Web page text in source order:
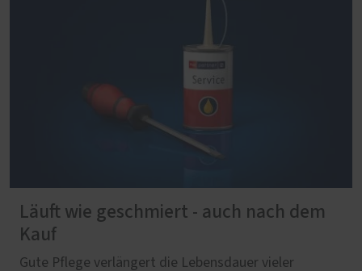
Läuft wie geschmiert - auch nach dem
Kauf
Gute Pflege verlängert die Lebensdauer vieler